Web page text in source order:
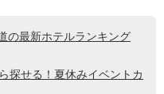
の最新ホテルランキング
探せる！夏休みイベントカ